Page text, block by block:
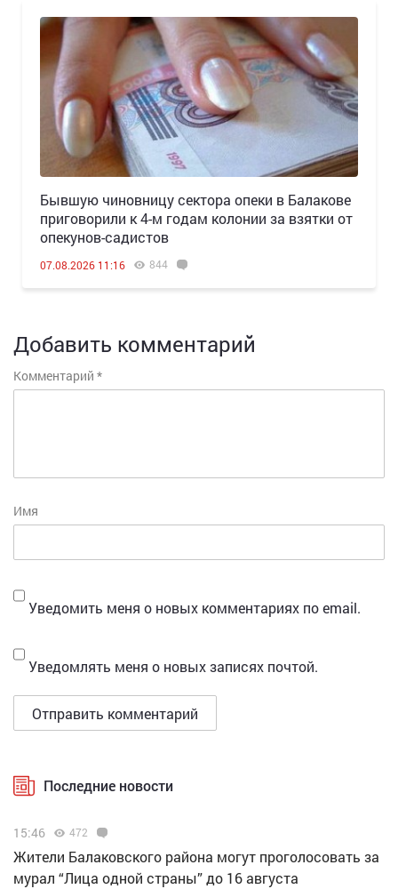
Бывшую чиновницу сектора опеки в Балакове
приговорили к 4-м годам колонии за взятки от
опекунов-садистов
07.08.2026 11:16 844
Добавить комментарий
Комментарий *
Имя
Уведомить меня о новых комментариях по email.
Уведомлять меня о новых записях почтой.
Последние новости
15:46 472
Жители Балаковского района могут проголосовать за
мурал “Лица одной страны” до 16 августа